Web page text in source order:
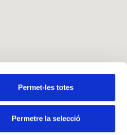
Permet-les totes
Permetre la selecció